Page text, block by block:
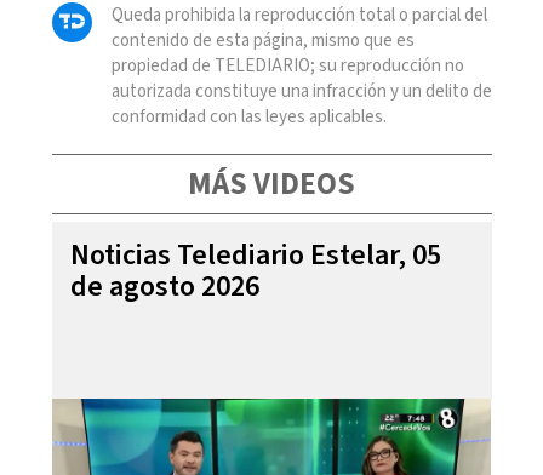
Queda prohibida la reproducción total o parcial del
contenido de esta página, mismo que es
propiedad de TELEDIARIO; su reproducción no
autorizada constituye una infracción y un delito de
conformidad con las leyes aplicables.
MÁS VIDEOS
Noticias Telediario Estelar, 05
de agosto 2026